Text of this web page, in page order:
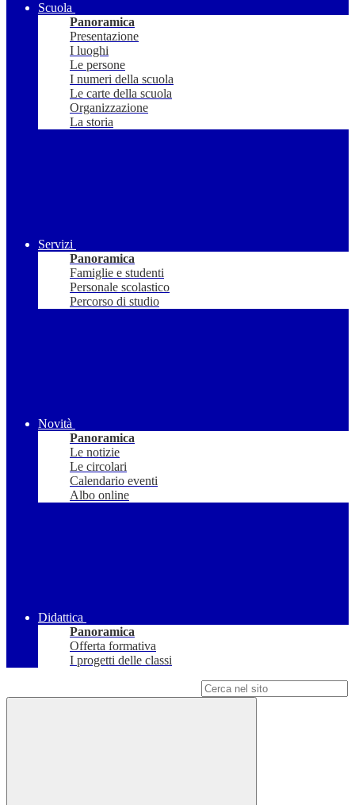
Scuola
Panoramica
Presentazione
I luoghi
Le persone
I numeri della scuola
Le carte della scuola
Organizzazione
La storia
Servizi
Panoramica
Famiglie e studenti
Personale scolastico
Percorso di studio
Novità
Panoramica
Le notizie
Le circolari
Calendario eventi
Albo online
Didattica
Panoramica
Offerta formativa
I progetti delle classi